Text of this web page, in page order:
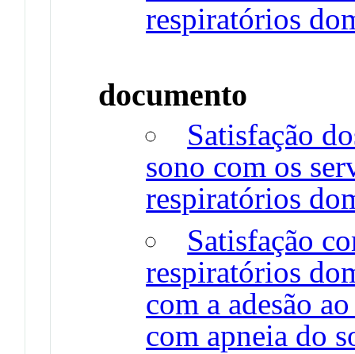
respiratórios
documento
Satisfação
sono com os
respiratórios
Satisfação
respiratórios
com a adesão
com apneia do